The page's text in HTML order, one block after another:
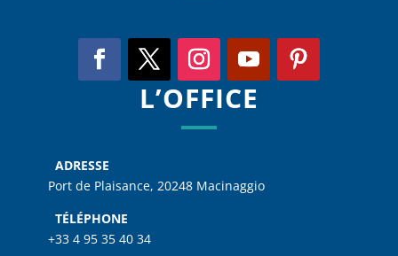
L’OFFICE
ADRESSE
Port de Plaisance, 20248 Macinaggio
TÉLÉPHONE
+33 4 95 35 40 34